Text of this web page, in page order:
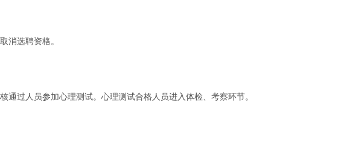
消选聘资格。
过人员参加心理测试。心理测试合格人员进入体检、考察环节。